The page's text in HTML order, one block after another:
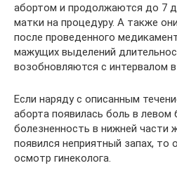
абортом и продолжаются до 7
матки на процедуру. А также
после проведенного
мажущих выделений
возобновляются с интервалом
Если наряду с описанным
аборта появилась боль в левом
болезненность в нижней части
появился неприятный запах, то
осмотр гинеколога.